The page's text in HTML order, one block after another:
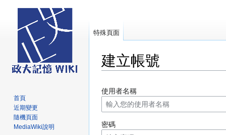
建立帳號
至
導
至
搜
使用者名稱
密碼
特殊頁面
首頁
近期變更
隨機頁面
MediaWiki說明